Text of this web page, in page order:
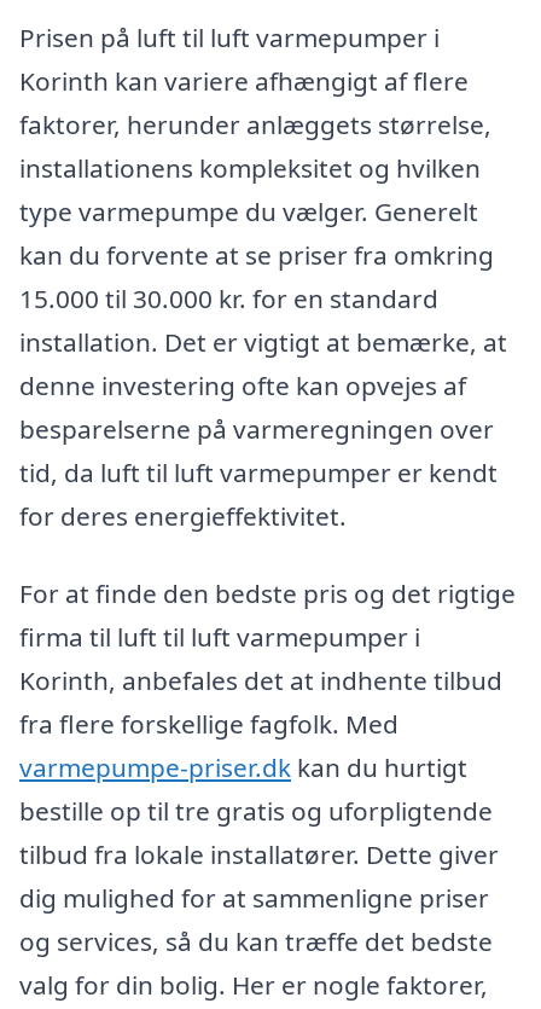
Prisen på luft til luft varmepumper i
Korinth kan variere afhængigt af flere
faktorer, herunder anlæggets størrelse,
installationens kompleksitet og hvilken
type varmepumpe du vælger. Generelt
kan du forvente at se priser fra omkring
15.000 til 30.000 kr. for en standard
installation. Det er vigtigt at bemærke, at
denne investering ofte kan opvejes af
besparelserne på varmeregningen over
tid, da luft til luft varmepumper er kendt
for deres energieffektivitet.
For at finde den bedste pris og det rigtige
firma til luft til luft varmepumper i
Korinth, anbefales det at indhente tilbud
fra flere forskellige fagfolk. Med
varmepumpe-priser.dk kan du hurtigt
bestille op til tre gratis og uforpligtende
tilbud fra lokale installatører. Dette giver
dig mulighed for at sammenligne priser
og services, så du kan træffe det bedste
valg for din bolig. Her er nogle faktorer,